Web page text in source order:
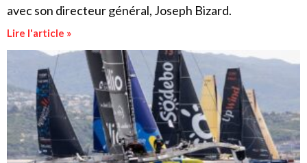
avec son directeur général, Joseph Bizard.
Lire l'article »